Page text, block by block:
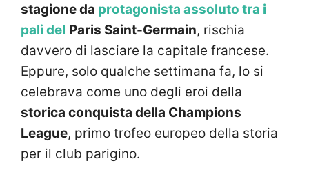
stagione da protagonista assoluto tra i
pali del Paris Saint-Germain, rischia
davvero di lasciare la capitale francese.
Eppure, solo qualche settimana fa, lo si
celebrava come uno degli eroi della
storica conquista della Champions
League, primo trofeo europeo della storia
per il club parigino.